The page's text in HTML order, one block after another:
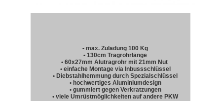
• max. Zuladung 100 Kg
• 130cm Tragrohrlänge
• 60x27mm Alutragrohr mit 21mm Nut
• einfache Montage via Inbussschlüssel
• Diebstahlhemmung durch Spezialschlüssel
• hochwertiges Aluminiumdesign
• gummiert gegen Verkratzungen
• viele Umrüstmöglichkeiten auf andere PKW